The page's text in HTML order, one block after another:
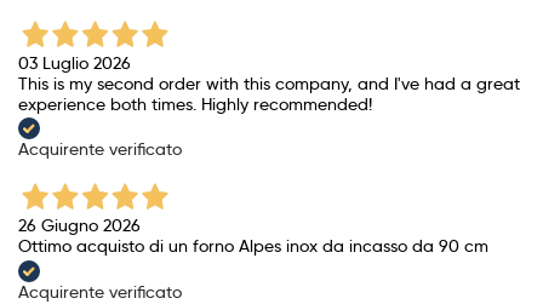
03 Luglio 2026
This is my second order with this company, and I've had a great
experience both times. Highly recommended!
Acquirente verificato
26 Giugno 2026
Ottimo acquisto di un forno Alpes inox da incasso da 90 cm
Acquirente verificato